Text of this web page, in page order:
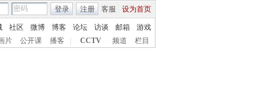
客服 设为首页
登录 注册
社区 微博 博客 论坛 访谈 邮箱
游戏
片
公开课 播客 CCTV 频道 栏目